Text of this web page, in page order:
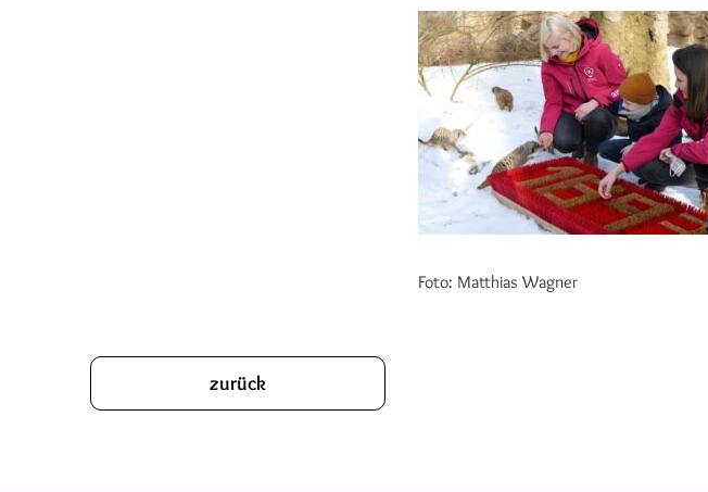
Foto: Matthias Wagner
zurück